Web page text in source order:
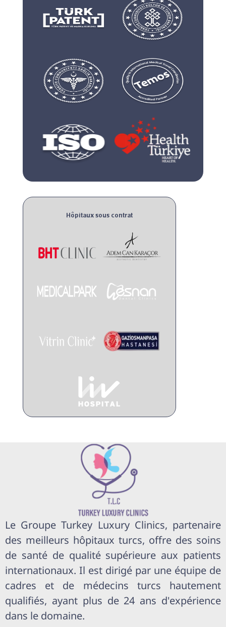
Hôpitaux sous contrat
Le Groupe Turkey Luxury Clinics, partenaire
des meilleurs hôpitaux turcs, offre des soins
de santé de qualité supérieure aux patients
internationaux. Il est dirigé par une équipe de
cadres et de médecins turcs hautement
qualifiés, ayant plus de 24 ans d'expérience
dans le domaine.